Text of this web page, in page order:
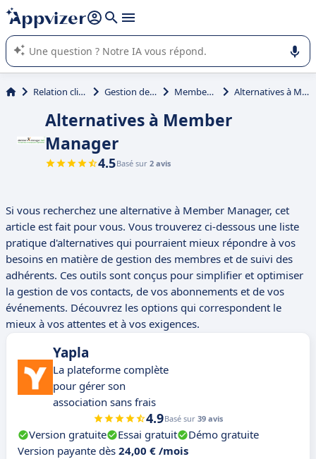
répondre (plusieurs lignes avec
L'IA de Appvizer vous guide dans l'utilisation ou la sélection de
logiciel SaaS en entreprise.
Relation client et vente Gestion des adhésions Member Manager Alternatives à Member Manager
Alternatives à Member
Manager
4.5Basé sur 2 avis
Si vous recherchez une alternative à Member Manager, cet
article est fait pour vous. Vous trouverez ci-dessous une liste
pratique d'alternatives qui pourraient mieux répondre à vos
besoins en matière de gestion des membres et de suivi des
adhérents. Ces outils sont conçus pour simplifier et optimiser
la gestion de vos contacts, de vos abonnements et de vos
événements. Découvrez les options qui correspondent le
mieux à vos attentes et à vos exigences.
Yapla
La plateforme complète
pour gérer son
association sans frais
4.9Basé sur 39 avis
Version gratuite Essai gratuit
Démo gratuite
Version payante dès 24,00 € /mois